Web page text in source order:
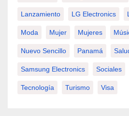
Lanzamiento LG Electronics
Moda Mujer Mujeres
Nuevo Sencillo Panamá
Samsung Electronics Sociales
Tecnología Turismo Visa